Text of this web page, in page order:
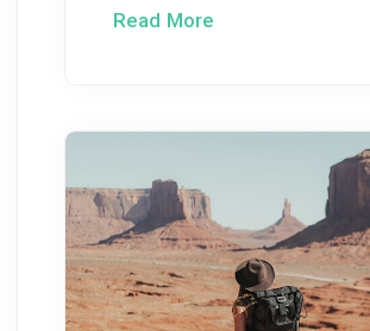
Read More